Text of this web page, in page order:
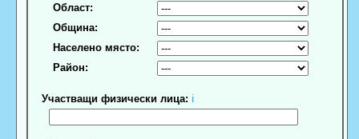
Област:
Община:
Населено място:
Район:
Участващи физически лица: ℹ